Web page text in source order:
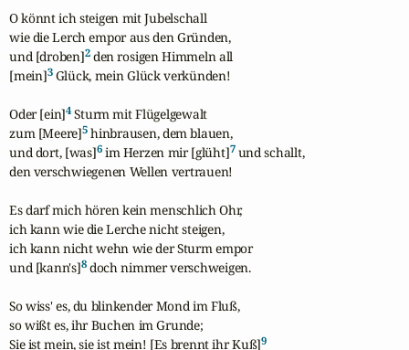
O könnt ich steigen mit Jubelschall
wie die Lerch empor aus den Gründen,
und [droben]2 den rosigen Himmeln all
[mein]3 Glück, mein Glück verkünden!
Oder [ein]4 Sturm mit Flügelgewalt
zum [Meere]5 hinbrausen, dem blauen,
und dort, [was]6 im Herzen mir [glüht]7 und schallt,
den verschwiegenen Wellen vertrauen!
Es darf mich hören kein menschlich Ohr,
ich kann wie die Lerche nicht steigen,
ich kann nicht wehn wie der Sturm empor
und [kann's]8 doch nimmer verschweigen.
So wiss' es, du blinkender Mond im Fluß,
so wißt es, ihr Buchen im Grunde;
Sie ist mein, sie ist mein! [Es brennt ihr Kuß]9